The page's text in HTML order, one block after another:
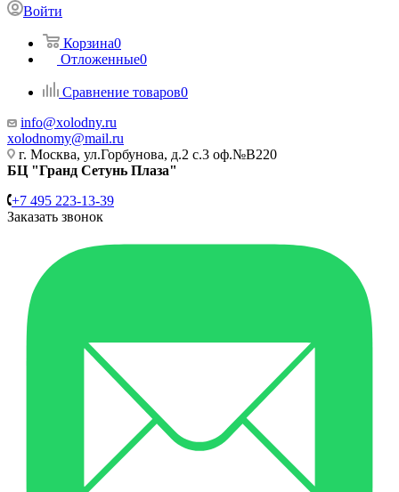
Войти
Корзина0
Отложенные0
Сравнение товаров0
info@xolodny.ru
xolodnomy@mail.ru
г. Москва, ул.Горбунова, д.2 с.3 оф.№В220
БЦ "Гранд Сетунь Плаза"
+7 495 223-13-39
Заказать звонок